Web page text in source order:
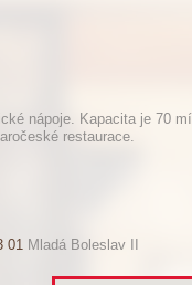
nápoje. Kapacita je 70
restaurace.
01 Mladá Boleslav II